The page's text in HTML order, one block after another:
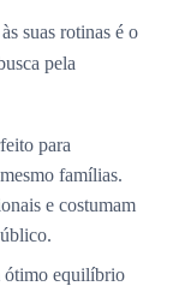
suas rotinas é o
pela
para
famílias.
e costumam
ótimo equilíbrio